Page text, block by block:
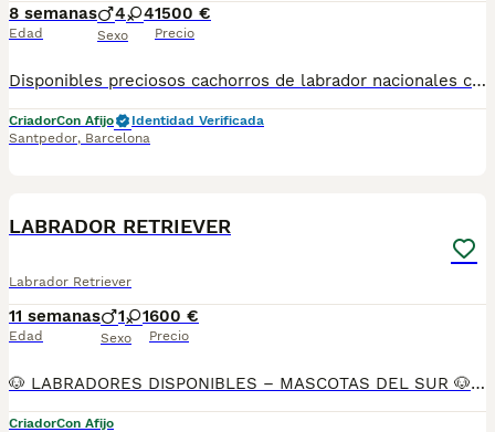
8 semanas
Edad
4 4
Sexo
1500 €
Precio
Disponibles preciosos cachorros de labrador nacionales criados en nuestras instalaciones, en un ambiente familiar y responsable. Nuestros cachorros se entregan con cartilla de primera vacunación, vacunas correspondientes a su edad, desparasitados interna y externamente, y con microchip implantado y dado de alta. Además, realizamos un contrato de garantía que incluye: • Garantía vírica de 15 días. • Garantía congénita de 1 año. Desde la fecha de entrega del cachorro. Nos comprometemos al 100% con la salud, el bienestar y el cuidado de nuestros pequeños. Disponemos de Núcleo Zoológico Para más información, imágenes o cualquier consulta sin compromiso, pueden contactar con nosotros en los teléfonos: CRISTINA 📞 722 788 399 📞 932 514 529
CriadorCon Afijo
Identidad Verificada
Santpedor, Barcelona
LABRADOR RETRIEVER
Labrador Retriever
11 semanas
Edad
1 1
Sexo
600 €
Precio
🐶 LABRADORES DISPONIBLES – MASCOTAS DEL SUR 🐶 En Mascotas del Sur, criadero autorizado con Núcleo Zoológico, licencia de apertura y código de explotación, disponemos de preciosos cachorros de Labrador criados con cariño en ambiente familiar en Sevilla. 📍 Ubicación: Sevilla 📞 Teléfono: 611723226 📸 Instagram: @mimascotasdelsur057 (fotos y vídeos reales de nuestros cachorros) ✈️ Realizamos envíos a toda España. El precio del envío no está incluido en el precio del cachorro. También ofrecemos la posibilidad de recogida directa en nuestras instalaciones. 📹 Disponemos de videollamada para conocer al cachorro antes de la reserva. 💳 Posibilidad de reserva y pago contrareembolso. 💰 El precio indicado en el anuncio es real. 🐾 Nuestros cachorros se entregan criados en ambiente familiar, revisados por veterinario y con: • Microchip • Pasaporte y cartilla sanitaria • Vacunados y desparasitados • Contrato con garantías víricas y congénitas Criados con cariño y socialización desde pequeños, favoreciendo un carácter equilibrado y una buena adaptación a su nuevo hogar. Solo atendemos a personas realmente interesadas en ofrecer un buen hogar. #labrador #labradorretriever #cachorroslabrador #labradores #labradorpuppy #cachorrosdisponibles #perrosdecompañia #mascotasdelsur #criaderoespaña #cachorrosespaña #doglover #puppiesofinstagram #sevilla #perrossevilla #labradorespaña
CriadorCon Afijo